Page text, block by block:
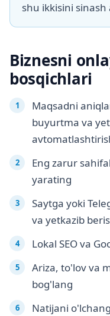
shu ikkisini sinash
Biznesni
bosqichlari
Maqsadni
buyurtma va
Eng zarur
yarating
Saytga yoki
va yetkazib
Lokal SEO va
Ariza, to'lov va
bog'lang
Natijani